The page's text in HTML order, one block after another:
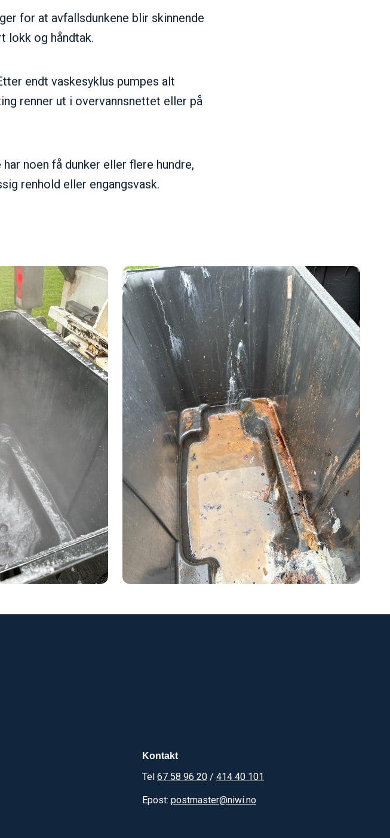
for at avfallsdunkene blir skinnende
lokk og håndtak.
endt vaskesyklus pumpes alt
renner ut i overvannsnettet eller på
har noen få dunker eller flere hundre,
renhold eller engangsvask.
Kontakt
Tel67 58 96 20 /414 40 101
Epost:postmaster@niwi.no